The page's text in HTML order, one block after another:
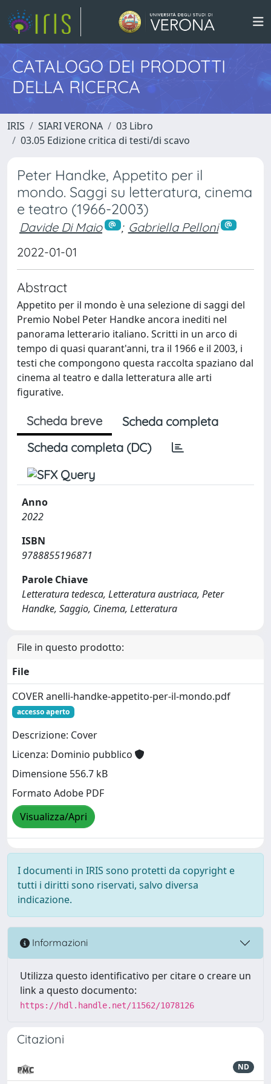
CATALOGO DEI PRODOTTI
DELLA RICERCA
IRIS SIARI VERONA
03 Libro
03.05 Edizione critica di testi/di scavo
Peter Handke, Appetito per il
mondo. Saggi su letteratura, cinema
e teatro (1966-2003)
Davide Di Maio ; Gabriella Pelloni
2022-01-01
Abstract
Appetito per il mondo è una selezione di saggi del
Premio Nobel Peter Handke ancora inediti nel
panorama letterario italiano. Scritti in un arco di
tempo di quasi quarant'anni, tra il 1966 e il 2003, i
testi che compongono questa raccolta spaziano dal
cinema al teatro e dalla letteratura alle arti
figurative.
Scheda breve
Scheda completa
Scheda completa (DC)
Anno
2022
ISBN
9788855196871
Parole Chiave
Letteratura tedesca, Letteratura austriaca, Peter
Handke, Saggio, Cinema, Letteratura
File in questo prodotto:
File
COVER anelli-handke-appetito-per-il-mondo.pdf
accesso aperto
Descrizione: Cover
Licenza: Dominio pubblico
Dimensione 556.7 kB
Formato Adobe PDF
Visualizza/Apri
I documenti in IRIS sono protetti da copyright e
tutti i diritti sono riservati, salvo diversa
indicazione.
Informazioni
Utilizza questo identificativo per citare o creare un
link a questo documento:
https://hdl.handle.net/11562/1078126
Citazioni
ND